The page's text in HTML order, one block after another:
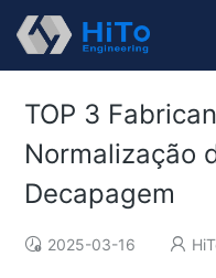
TOP 3
Normalização
Decapagem
2025-03-16